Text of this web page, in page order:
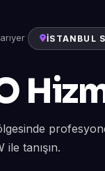
İSTANBUL
ile tanışın.